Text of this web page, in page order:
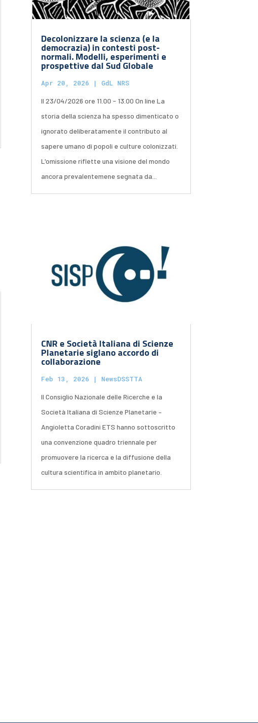
Decolonizzare la scienza (e la
democrazia) in contesti post-
normali. Modelli, esperimenti e
prospettive dal Sud Globale
Apr 20, 2026 | GdL NRS
Il 23/04/2026 ore 11.00 - 13.00 On line La
storia della scienza ha spesso dimenticato o
ignorato deliberatamente il contributo al
sapere umano di popoli e culture colonizzati.
L'omissione riflette una visione del mondo
ancora prevalentemene segnata da...
CNR e Società Italiana di Scienze
Planetarie siglano accordo di
collaborazione
Feb 13, 2026 | NewsDSSTTA
Il Consiglio Nazionale delle Ricerche e la
Società Italiana di Scienze Planetarie –
Angioletta Coradini ETS hanno sottoscritto
una convenzione quadro triennale per
promuovere la ricerca e la diffusione della
cultura scientifica in ambito planetario.